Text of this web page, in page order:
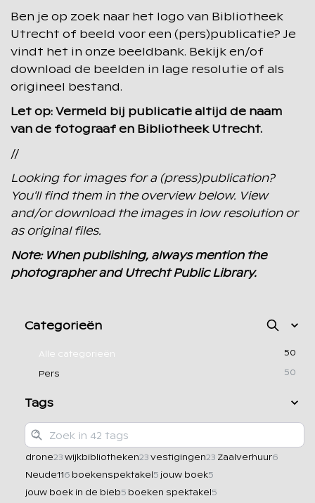
Ben je op zoek naar het logo van Bibliotheek
Utrecht of beeld voor een (pers)publicatie? Je
vindt het in onze beeldbank. Bekijk en/of
download de beelden in lage resolutie of als
origineel bestand.
Let op: Vermeld bij publicatie altijd de naam
van de fotograaf en Bibliotheek Utrecht.
//
Looking for images for a (press)publication?
You'll find them in the overview below. View
and/or download the images in low resolution or
as original files.
Note: When publishing, always mention the
photographer and Utrecht Public Library.
Categorieën
Alle categorieën
50
Pers
50
Tags
drone23wijkbibliotheken23vestigingen23 Zaalverhuur6
Neude116 boekenspektakel5 jouw boek5
jouw boek in de bieb5 boeken spektakel5